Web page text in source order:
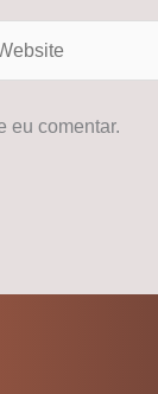
eu comentar.